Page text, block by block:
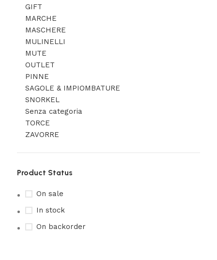
GIFT
MARCHE
MASCHERE
MULINELLI
MUTE
OUTLET
PINNE
SAGOLE & IMPIOMBATURE
SNORKEL
Senza categoria
TORCE
ZAVORRE
Product Status
On sale
In stock
On backorder